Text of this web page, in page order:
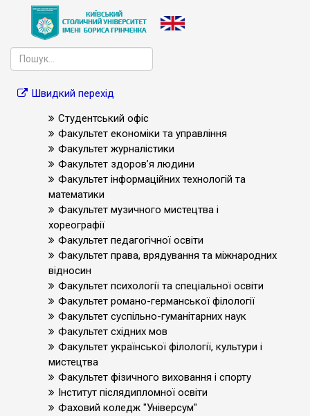
Швидкий перехід
Студентський офіс
Факультет економіки та управління
Факультет журналістики
Факультет здоров’я людини
Факультет інформаційних технологій та
математики
Факультет музичного мистецтва і
хореографії
Факультет педагогічної освіти
Факультет права, врядування та міжнародних
відносин
Факультет психології та спеціальної освіти
Факультет романо-германської філології
Факультет суспільно-гуманітарних наук
Факультет східних мов
Факультет української філології, культури і
мистецтва
Факультет фізичного виховання і спорту
Інститут післядипломної освіти
Фаховий коледж "Універсум"